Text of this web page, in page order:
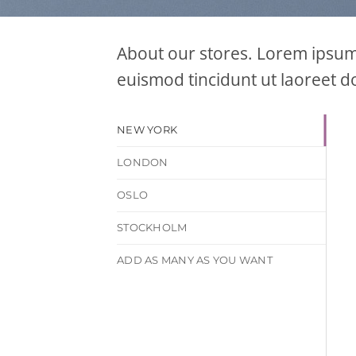
About our stores. Lorem
euismod tincidunt ut laoreet
NEW YORK
LONDON
OSLO
STOCKHOLM
ADD AS MANY AS YOU WANT